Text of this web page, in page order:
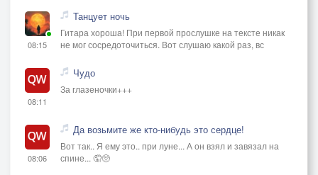
08:15
Танцует ночь
Гитара хороша! При первой прослушке на тексте никак
не мог сосредоточиться. Вот слушаю какой раз, вс
08:11
Чудо
За глазеночки+++
08:06
Да возьмите же кто-нибудь это сердце!
Вот так.. Я ему это.. при луне... А он взял и завязал на
спине... 🤦🥺